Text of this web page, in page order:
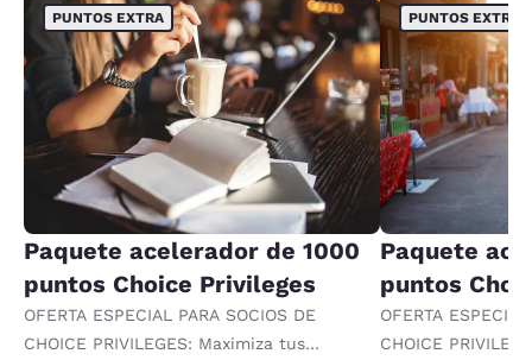
PUNTOS EXTRA
Paquete acelerador de 1000
puntos Choice Privileges
OFERTA ESPECIAL PARA SOCIOS DE
CHOICE PRIVILEGES: Maximiza tus
PUNTOS EXTRA
Paquete
puntos
OFERTA
CHOICE